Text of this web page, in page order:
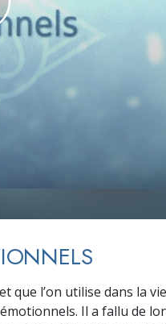
que l’on utilise dans la
Il a fallu de